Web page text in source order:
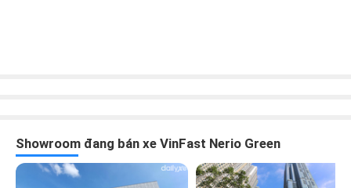
khi chở nhiều đồ hoặc đi trên đường trơn trượt.
Hệ thống phân phối lực phanh điện tử EBD
Showroom đang bán xe VinFast Nerio Green